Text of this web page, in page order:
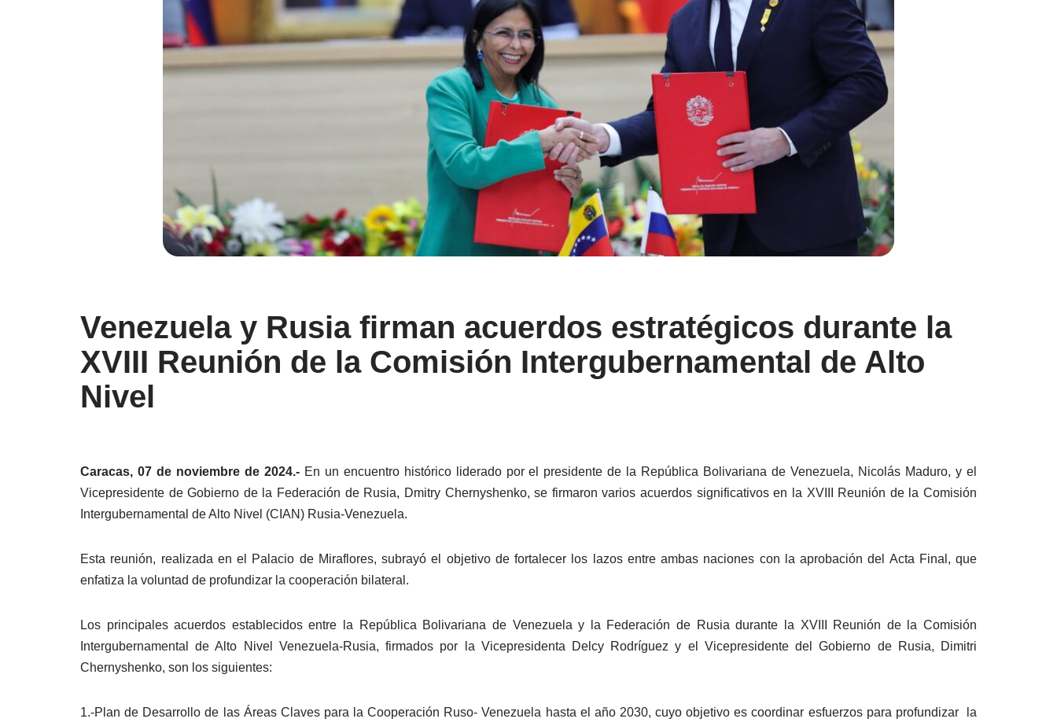
Venezuela y Rusia firman acuerdos estratégicos durante la
XVIII Reunión de la Comisión Intergubernamental de Alto
Nivel
Caracas, 07 de noviembre de 2024.-En un encuentro histórico liderado por el presidente de la República Bolivariana de Venezuela, Nicolás Maduro, y el
Vicepresidente de Gobierno de la Federación de Rusia, Dmitry Chernyshenko, se firmaron varios acuerdos significativos en la XVIII Reunión de la Comisión
Intergubernamental de Alto Nivel (CIAN) Rusia-Venezuela.
Esta reunión, realizada en el Palacio de Miraflores, subrayó el objetivo de fortalecer los lazos entre ambas naciones con la aprobación del Acta Final, que
enfatiza la voluntad de profundizar la cooperación bilateral.
Los principales acuerdos establecidos entre la República Bolivariana de Venezuela y la Federación de Rusia durante la XVIII Reunión de la Comisión
Intergubernamental de Alto Nivel Venezuela-Rusia, firmados por la Vicepresidenta Delcy Rodríguez y el Vicepresidente del Gobierno de Rusia, Dimitri
Chernyshenko, son los siguientes:
1.-Plan de Desarrollo de las Áreas Claves para la Cooperación Ruso- Venezuela hasta el año 2030, cuyo objetivo es coordinar esfuerzos para profundizar la